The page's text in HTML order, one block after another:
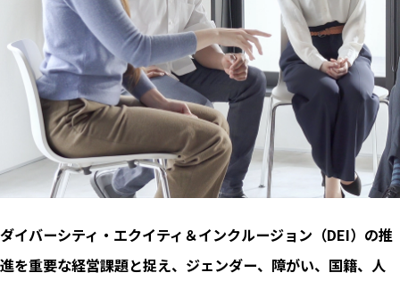
ダイバーシティ・エクイティ＆インクルージョン（DEI）の推
進を重要な経営課題と捉え、ジェンダー、障がい、国籍、人